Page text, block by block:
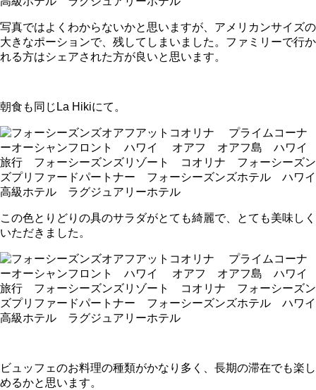
写真ではよくわからないかと思いますが、アメリカンサイズの
大きなポーションで、残してしまいました。ファミリーで行か
れる方はシェアされた方が良いと思います。
朝食も同じLa Hikiにて。
この色とりどりの具のサラダがとても綺麗で、とても美味しく
いただきました。
ビュッフェのお料理の種類がかなり多く、長期の滞在でも楽し
めるかと思います。